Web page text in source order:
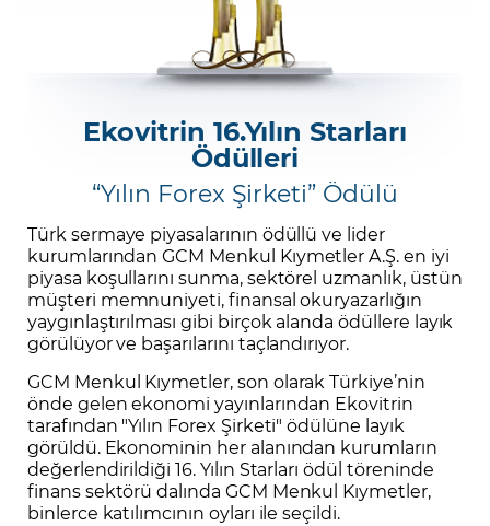
Ekovitrin 16.Yılın Starları
Ödülleri
“Yılın Forex Şirketi” Ödülü
Türk sermaye piyasalarının ödüllü ve lider
kurumlarından GCM Menkul Kıymetler A.Ş. en iyi
piyasa koşullarını sunma, sektörel uzmanlık, üstün
müşteri memnuniyeti, finansal okuryazarlığın
yaygınlaştırılması gibi birçok alanda ödüllere layık
görülüyor ve başarılarını taçlandırıyor.
GCM Menkul Kıymetler, son olarak Türkiye’nin
önde gelen ekonomi yayınlarından Ekovitrin
tarafından "Yılın Forex Şirketi" ödülüne layık
görüldü. Ekonominin her alanından kurumların
değerlendirildiği 16. Yılın Starları ödül töreninde
finans sektörü dalında GCM Menkul Kıymetler,
binlerce katılımcının oyları ile seçildi.